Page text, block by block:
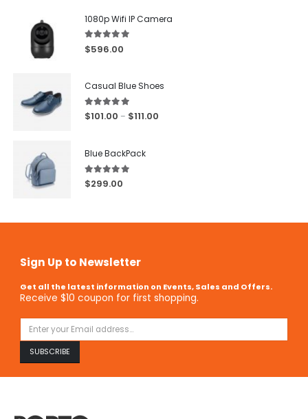
1080p Wifi IP Camera
5.00out of 5
$596.00
Casual Blue Shoes
5.00 out of 5
$101.00 – $111.00
Blue BackPack
5.00out of 5
$299.00
Sign Up to Newsletter
Get all the latest information on Events, Sales and Offers.
Receive $10 coupon for first shopping.